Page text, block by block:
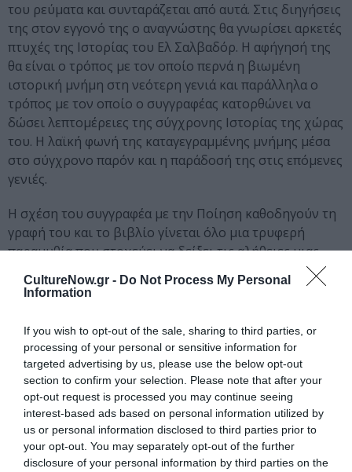
CultureNow.gr - Do Not Process My Personal
Information
If you wish to opt-out of the sale, sharing to third parties, or
processing of your personal or sensitive information for
targeted advertising by us, please use the below opt-out
section to confirm your selection. Please note that after your
opt-out request is processed you may continue seeing
interest-based ads based on personal information utilized by
us or personal information disclosed to third parties prior to
your opt-out. You may separately opt-out of the further
disclosure of your personal information by third parties on the
του ρεύματα και συνταράζεται από αυτά. Στις διηγήσεις
της στον εγγονό της ο αναγνώστης θα γνωρίσει αρκετές
πτυχές της Ιστορίας του Ελ Σαλβαδόρ. Η αφήγησή της
θα είναι ο τρόπος με τον οποίο περνά η βιωμένη
ιστορική μνήμη στη νεότερη γενιά και παράλληλα ο
τρόπος με τον οποίο ο συγγραφέας κατορθώνει να
δώσει λεπτομέρειες της σύγχρονης Ιστορίας της χώρας
του. Η λαϊκή φωνή της καταγεγραμμένης μνήμης μέσα
στο σύγχρονο παρόν και η παράδοσή της στις επόμενες
γενιές.
Η σχέση του συγγραφέα με την Ποίηση καθοδηγούν τη
γραφή του και το βιβλίο γίνεται όλο μια τρυφερή
παραμυθία που στοχεύει να δείξει τις αλήθειες μιας
ολόκληρης κοινωνίας, διαλέγοντας τον μύθο, λες και
αυτός είναι ο πιο σίγουρος δρόμος για να τις
ομαλοποιούνται υπό το πρίσμα της αλληγορίας και το
μυθιστόρημα του Χόρχε Γκαλάν γίνεται ένα βαθιά
ανθρώπινο βιβλίο, συγκινητικό και ταυτόχρονα τόσο
ιδιαίτερο, γραμμένο με τη γλυκύτητα του παραμυθιού
από έναν δεξιοτέχνη πεζογράφο.
Το βιβλίο τουΧόρχε Γκαλάν, Το δωμάτιο στο
βάθος του σπιτιού, κυκλοφορεί από τις εκδόσεις